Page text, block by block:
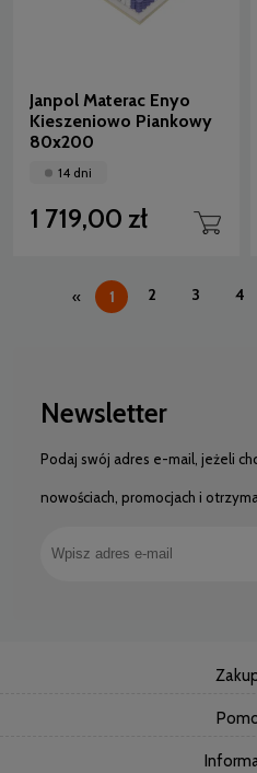
Janpol Materac Enyo
Kieszeniowo Piankowy
80x200
14 dni
1 719,00 zł
« 1 2 3 4
Newsletter
Podaj swój adres e-mail, jeżeli
nowościach, promocjach i